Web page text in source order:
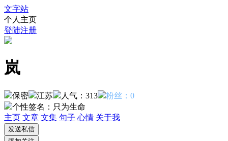
文字站
个人主页
登陆注册
岚
保密 江苏 人气：313
粉丝：0
个性签名： 只为生命
主页 文章 文集 句子 心情 关于我